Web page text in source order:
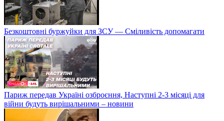
Безкоштовні буржуйки для ЗСУ — Сміливість допомагати
Париж передав Україні озброєння, Наступні 2-3 місяці для
війни будуть вирішальними – новини